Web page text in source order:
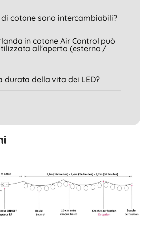
di cotone sono intercambiabili?
in cotone Air Control può
all'aperto (esterno /
durata della vita dei LED?